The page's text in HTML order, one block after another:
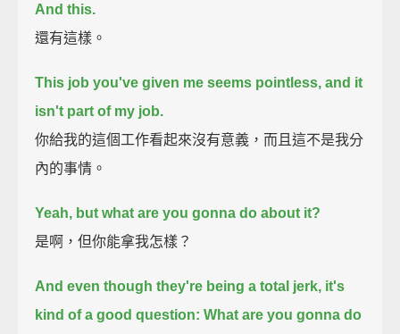
And this.
還有這樣。
This job you've given me seems pointless, and it
isn't part of my job.
你給我的這個工作看起來沒有意義，而且這不是我分
內的事情。
Yeah, but what are you gonna do about it?
是啊，但你能拿我怎樣？
And even though they're being a total jerk, it's
kind of a good question: What are you gonna do